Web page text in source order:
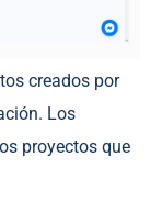
creados por
Los
proyectos que